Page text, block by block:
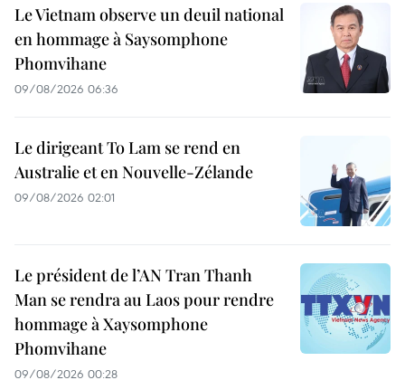
Le Vietnam observe un deuil national
en hommage à Saysomphone
Phomvihane
09/08/2026 06:36
Le dirigeant To Lam se rend en
Australie et en Nouvelle-Zélande
09/08/2026 02:01
Le président de l’AN Tran Thanh
Man se rendra au Laos pour rendre
hommage à Xaysomphone
Phomvihane
09/08/2026 00:28